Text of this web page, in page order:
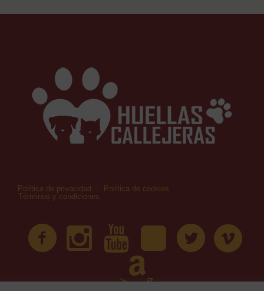
Política de privacidad
Política de cookies
Términos y condiciones